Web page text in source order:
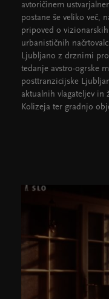
avtoričinem
postane še veliko več,
pripoved o
urbanističnih
Ljubljano z drznimi
tedanje avstro-ogrske
posttranzicijske
aktualnih vlagateljev
Kolizeja ter gradnjo